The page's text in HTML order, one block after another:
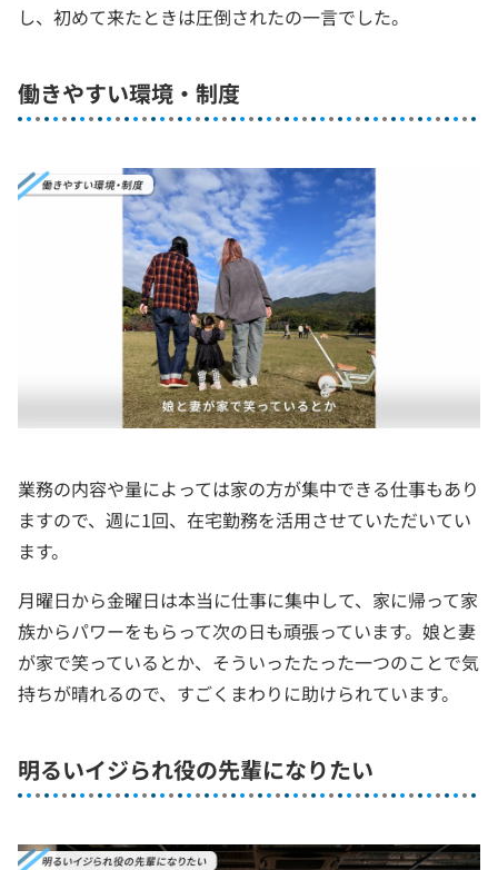
し、初めて来たときは圧倒されたの一言でした。
働きやすい環境・制度
業務の内容や量によっては家の方が集中できる仕事もあり
ますので、週に1回、在宅勤務を活用させていただいてい
ます。
月曜日から金曜日は本当に仕事に集中して、家に帰って家
族からパワーをもらって次の日も頑張っています。娘と妻
が家で笑っているとか、そういったたった一つのことで気
持ちが晴れるので、すごくまわりに助けられています。
明るいイジられ役の先輩になりたい